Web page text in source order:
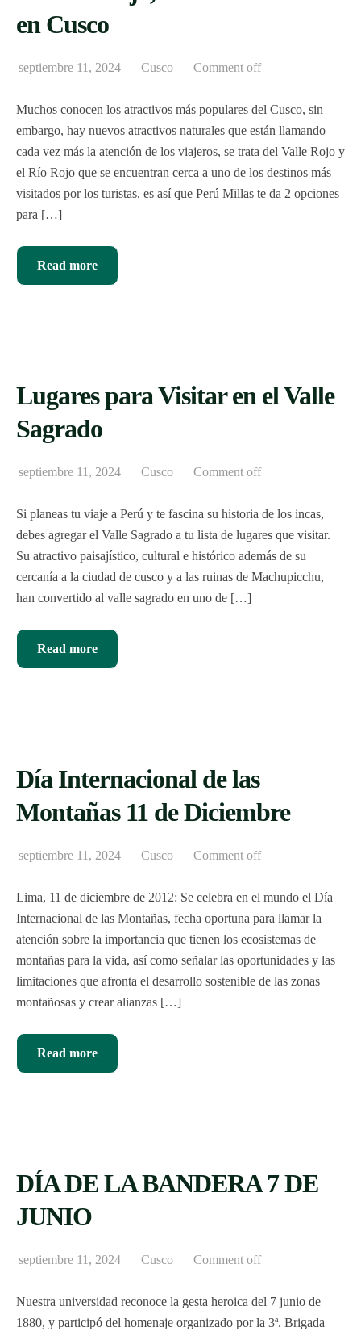
en Cusco
septiembre 11, 2024 Cusco Comment off
Muchos conocen los atractivos más populares del Cusco, sin
embargo, hay nuevos atractivos naturales que están llamando
cada vez más la atención de los viajeros, se trata del Valle Rojo y
el Río Rojo que se encuentran cerca a uno de los destinos más
visitados por los turistas, es así que Perú Millas te da 2 opciones
para […]
Read more
Lugares para Visitar en el Valle
Sagrado
septiembre 11, 2024 Cusco Comment off
Si planeas tu viaje a Perú y te fascina su historia de los incas,
debes agregar el Valle Sagrado a tu lista de lugares que visitar.
Su atractivo paisajístico, cultural e histórico además de su
cercanía a la ciudad de cusco y a las ruinas de Machupicchu,
han convertido al valle sagrado en uno de […]
Read more
Día Internacional de las
Montañas 11 de Diciembre
septiembre 11, 2024 Cusco Comment off
Lima, 11 de diciembre de 2012: Se celebra en el mundo el Día
Internacional de las Montañas, fecha oportuna para llamar la
atención sobre la importancia que tienen los ecosistemas de
montañas para la vida, así como señalar las oportunidades y las
limitaciones que afronta el desarrollo sostenible de las zonas
montañosas y crear alianzas […]
Read more
DÍA DE LA BANDERA 7 DE
JUNIO
septiembre 11, 2024 Cusco Comment off
Nuestra universidad reconoce la gesta heroica del 7 junio de
1880, y participó del homenaje organizado por la 3ª. Brigada